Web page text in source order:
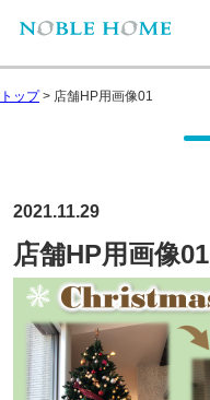
トップ> 店舗HP用画像01
2021.11.29
店舗HP用画像01